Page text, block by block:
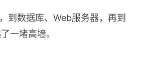
到数据库、Web服务器，再到
一堵高墙。